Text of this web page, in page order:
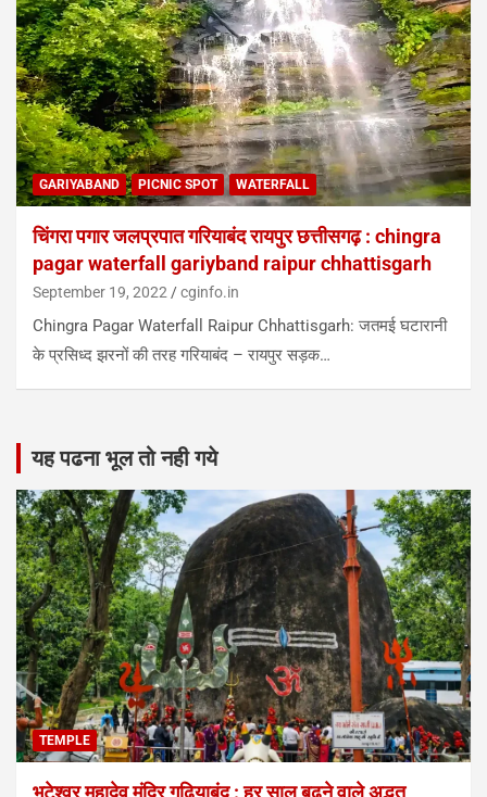
GARIYABAND PICNIC SPOT WATERFALL
चिंगरा पगार जलप्रपात गरियाबंद रायपुर छत्तीसगढ़ : chingra
pagar waterfall gariyband raipur chhattisgarh
September 19, 2022 cginfo.in
Chingra Pagar Waterfall Raipur Chhattisgarh: जतमई घटारानी
के प्रसिध्द झरनों की तरह गरियाबंद – रायपुर सड़क…
यह पढना भूल तो नही गये
TEMPLE
भूटेश्वर महादेव मंदिर गढ़ियाबंद : हर साल बढ़ने वाले अद्भुत